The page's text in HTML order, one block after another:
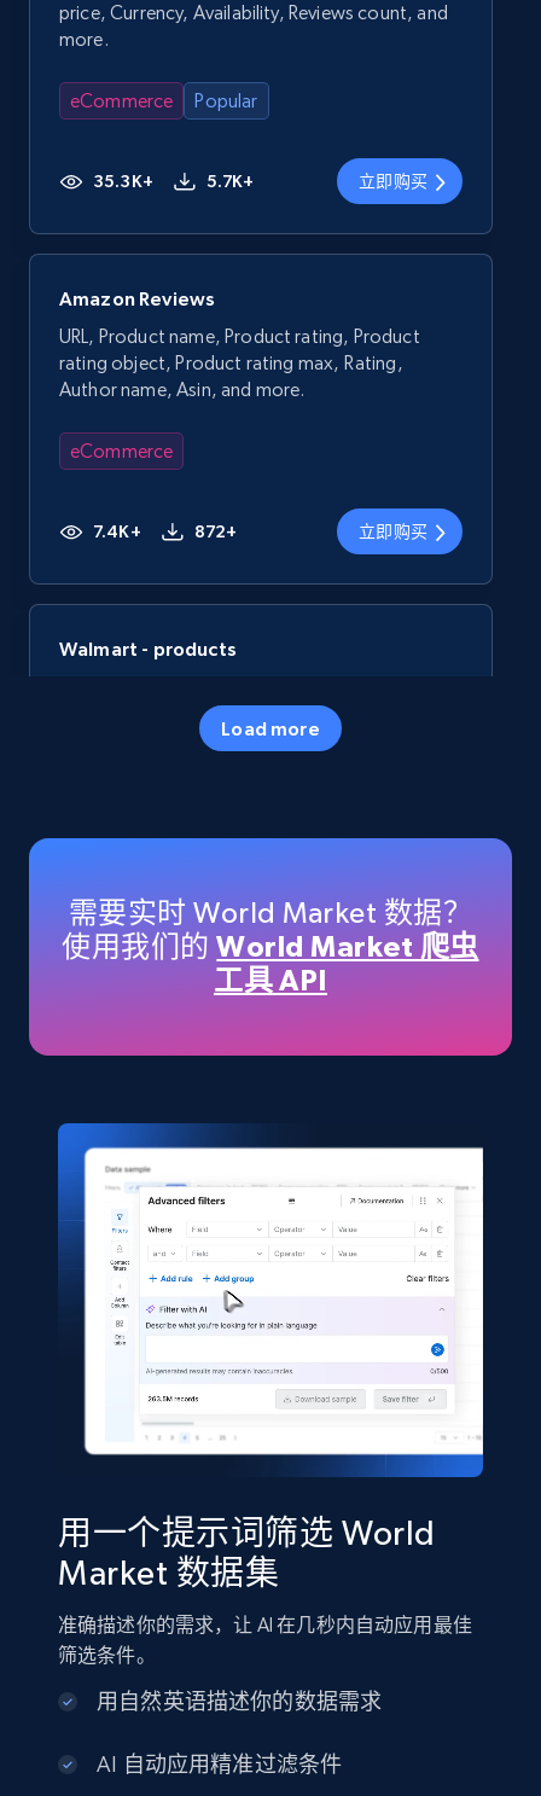
price, Currency, Availability, Reviews count, and
more.
eCommerce Popular
35.3K+ 5.7K+ 立即购买
Amazon Reviews
URL, Product name, Product rating, Product
rating object, Product rating max, Rating,
Author name, Asin, and more.
eCommerce
7.4K+ 872+ 立即购买
Walmart - products
Specifications, Image urls, Top reviews, and
price, Final price, Discount percent, and more.
eCommerce
668+ 立即购买
Shein- Products
Product name, Description, Initial price, Final
price, Currency, In stock, Color, Size, and more.
eCommerce
2.8K+ 388+ 立即购买
Amazon sellers info
Seller id, URL, Seller name, Description, Detailed
info, Stars, Feedbacks, Return policy, and more.
eCommerce
Load more
需要实时 World Market 数据？
使用我们的World Market 爬虫
工具 API
用一个提示词筛选 World
Market 数据集
准确描述你的需求，让 AI 在几秒内自动应用最佳
筛选条件。
用自然英语描述你的数据需求
AI 自动应用精准过滤条件